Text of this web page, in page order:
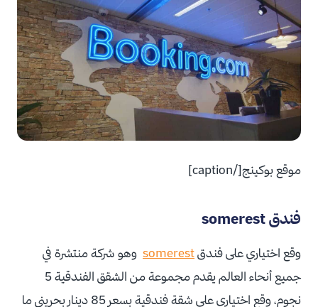
موقع بوكينج[/caption]
فندق somerest
وقع اختياري على فندقsomerest وهو شركة منتشرة في
جميع أنحاء العالم يقدم مجموعة من الشقق الفندقية 5
نجوم، وقع اختياري على شقة فندقية بسعر 85 دينار بحريني ما